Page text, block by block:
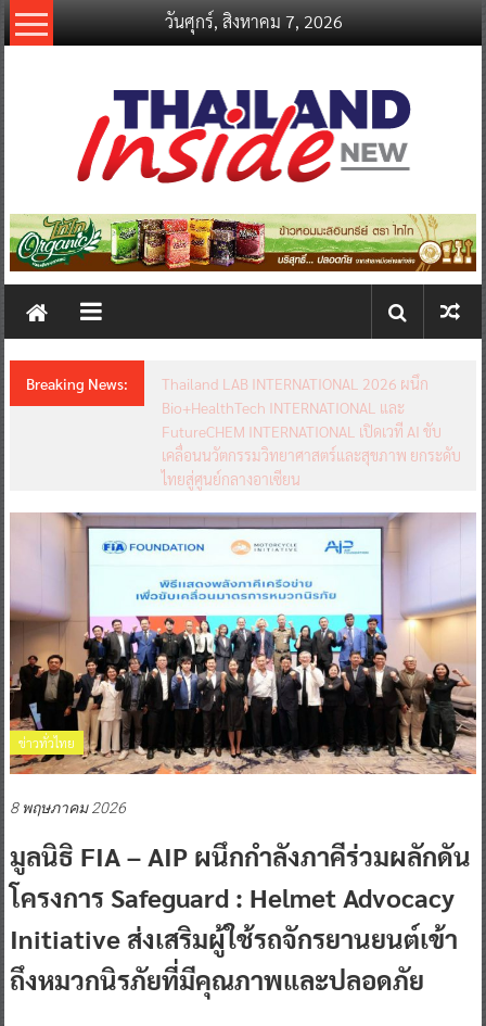
Skip
to
วันศุกร์, สิงหาคม 7, 2026
thailandinsidenew.com
Thailand
New
Breaking News:
Thailand LAB INTERNATIONAL 2026 ผนึก
Bio+HealthTech INTERNATIONAL และ
FutureCHEM INTERNATIONAL เปิดเวที AI ขับ
เคลื่อนนวัตกรรมวิทยาศาสตร์และสุขภาพ ยกระดับ
ไทยสู่ศูนย์กลางอาเซียน
ข่าวทั่วไทย
8 พฤษภาคม 2026
มูลนิธิ FIA – AIP ผนึกกำลังภาคีร่วมผลักดัน
โครงการ Safeguard : Helmet Advocacy
Initiative ส่งเสริมผู้ใช้รถจักรยานยนต์เข้า
ถึงหมวกนิรภัยที่มีคุณภาพและปลอดภัย